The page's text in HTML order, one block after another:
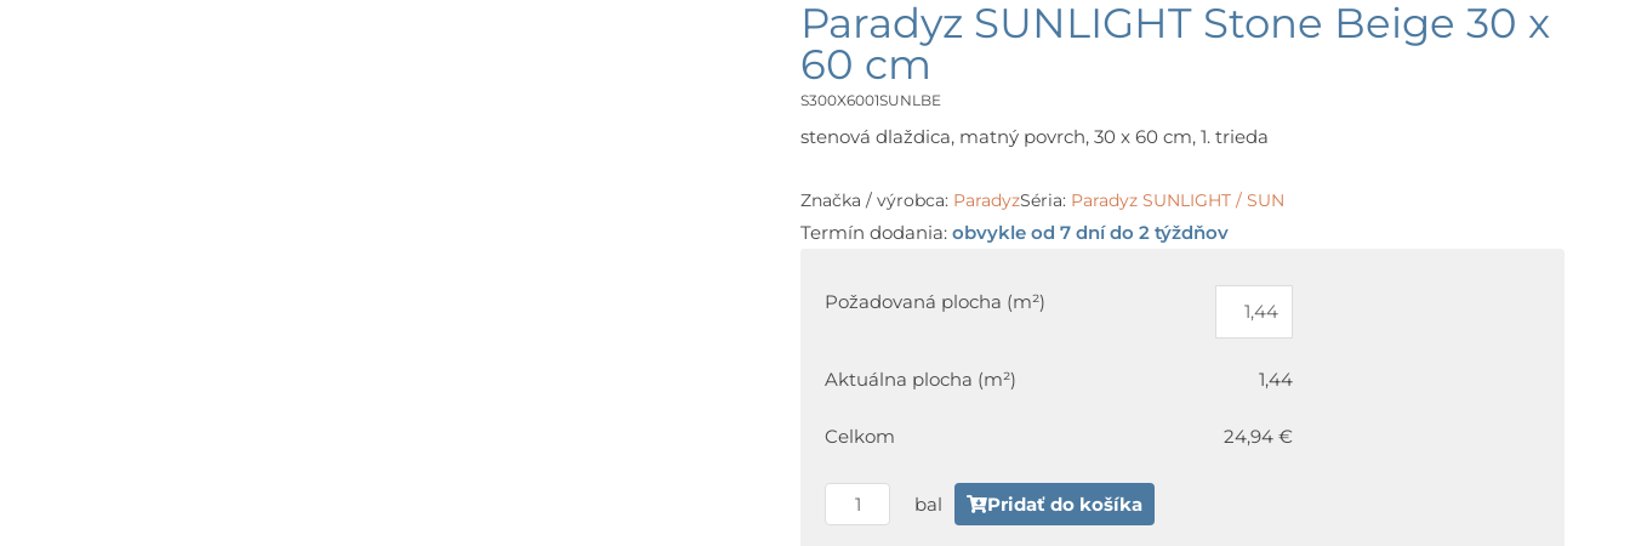
Paradyz SUNLIGHT Stone Beige 30 x
60 cm
S300X6001SUNLBE
stenová dlaždica, matný povrch, 30 x 60 cm, 1. trieda
Značka / výrobca: ParadyzSéria: Paradyz SUNLIGHT / SUN
Termín dodania: obvykle od 7 dní do 2 týždňov
Požadovaná plocha (m²)
Aktuálna plocha (m²) 1,44
Celkom 24,94 €
Paradyz
30
60
cm
bal Pridať do košíka